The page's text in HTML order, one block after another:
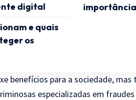
digital
e quais
os
benefícios para a sociedade,
especializadas em